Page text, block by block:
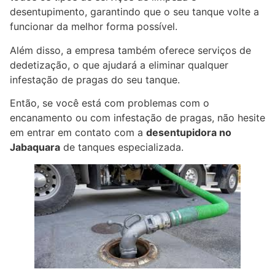
desentupimento, garantindo que o seu tanque volte a
funcionar da melhor forma possível.
Além disso, a empresa também oferece serviços de
dedetização, o que ajudará a eliminar qualquer
infestação de pragas do seu tanque.
Então, se você está com problemas com o
encanamento ou com infestação de pragas, não hesite
em entrar em contato com a desentupidora no
Jabaquara de tanques especializada.